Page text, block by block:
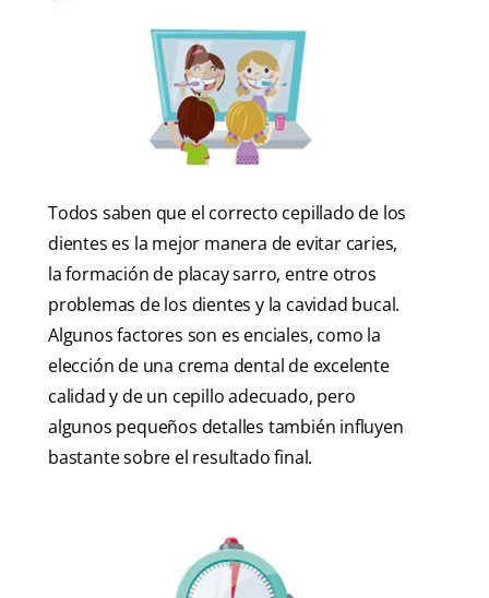
Todos saben que el correcto cepillado de los
dientes es la mejor manera de evitar caries,
la formación de placay sarro, entre otros
problemas de los dientes y la cavidad bucal.
Algunos factores son es enciales, como la
elección de una crema dental de excelente
calidad y de un cepillo adecuado, pero
algunos pequeños detalles también influyen
bastante sobre el resultado final.